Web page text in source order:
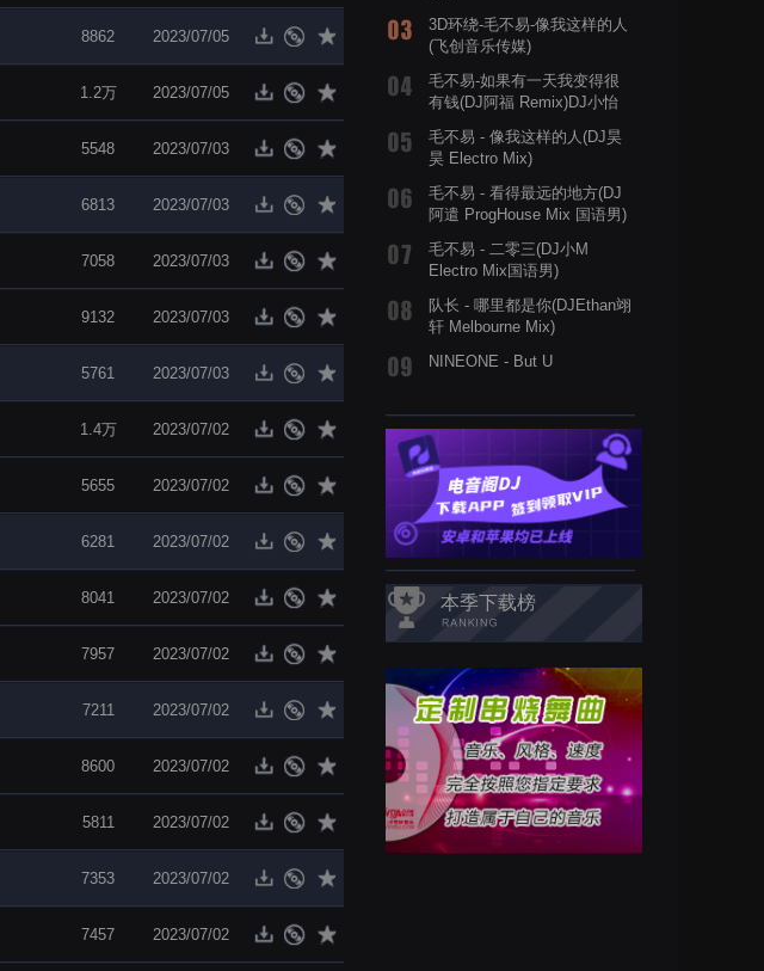
8862 2023/07/05
1.2万 2023/07/05
5548 2023/07/03
6813 2023/07/03
7058 2023/07/03
9132 2023/07/03
5761 2023/07/03
1.4万 2023/07/02
5655 2023/07/02
6281 2023/07/02
8041 2023/07/02
7957 2023/07/02
7211 2023/07/02
8600 2023/07/02
5811 2023/07/02
7353 2023/07/02
7457 2023/07/02
3D环绕-毛不易-像我这样的人
(飞创音乐传媒)
毛不易-如果有一天我变得很
有钱(DJ阿福 Remix)DJ小怡
毛不易 - 像我这样的人(DJ昊
昊 Electro Mix)
毛不易 - 看得最远的地方(DJ
阿遣 ProgHouse Mix 国语男)
毛不易 - 二零三(DJ小M
Electro Mix国语男)
队长 - 哪里都是你(DJEthan翊
轩 Melbourne Mix)
NINEONE - But U
本季下载榜